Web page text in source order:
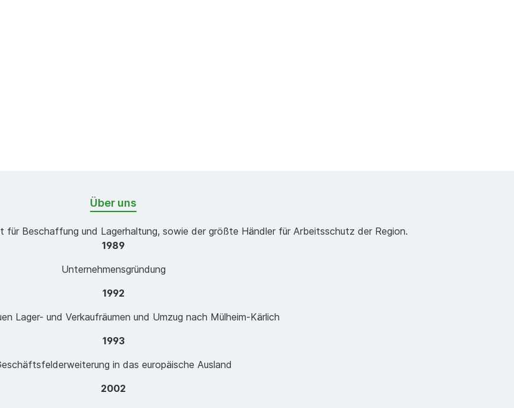
Über uns
für Beschaffung und Lagerhaltung, sowie der größte Händler für Arbeitsschutz der Region.
1989
Unternehmensgründung
1992
Lager- und Verkaufräumen und Umzug nach Mülheim-Kärlich
1993
in das europäische Ausland
2002